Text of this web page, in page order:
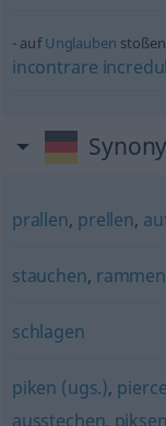
aufUnglauben stoßen
incontrare
prallen, prellen,
stauchen, rammen
schlagen
piken (ugs.),
ausstechen,